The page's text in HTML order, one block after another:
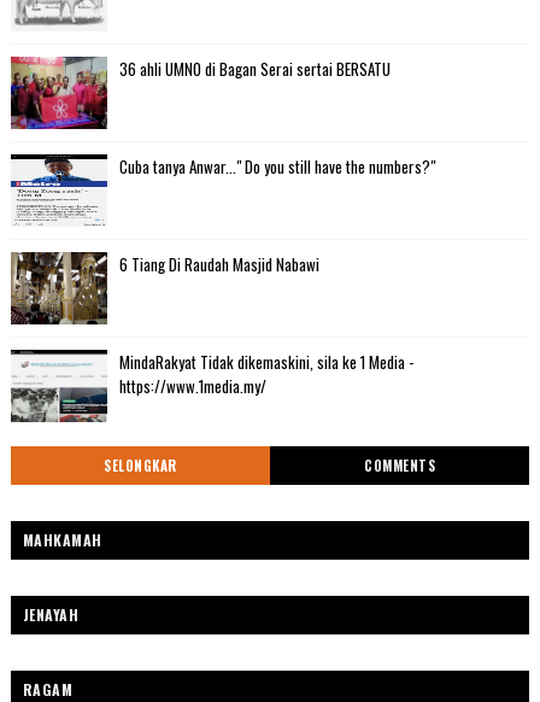
36 ahli UMNO di Bagan Serai sertai BERSATU
Cuba tanya Anwar..." Do you still have the numbers?"
6 Tiang Di Raudah Masjid Nabawi
MindaRakyat Tidak dikemaskini, sila ke 1 Media -
https://www.1media.my/
SELONGKAR COMMENTS
MAHKAMAH
JENAYAH
RAGAM